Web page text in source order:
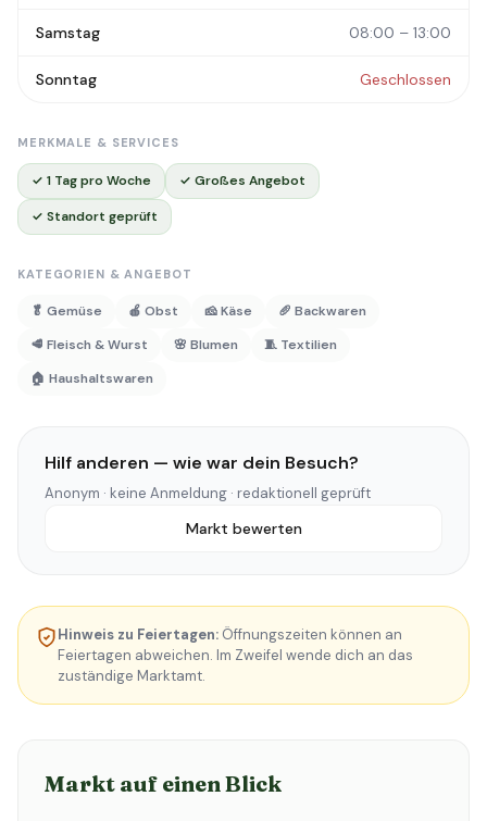
Samstag 08:00 – 13:00
Sonntag Geschlossen
MERKMALE & SERVICES
✓ 1 Tag pro Woche ✓ Großes Angebot
✓ Standort geprüft
KATEGORIEN & ANGEBOT
🥬 Gemüse 🍎 Obst 🧀 Käse
🥖 Backwaren
🥩 Fleisch & Wurst
🌸 Blumen
🧵 Textilien
🏠 Haushaltswaren
Hilf anderen — wie war dein Besuch?
Anonym · keine Anmeldung · redaktionell geprüft
Markt bewerten
Hinweis zu Feiertagen: Öffnungszeiten können an
Feiertagen abweichen. Im Zweifel wende dich an das
zuständige Marktamt.
Markt auf einen Blick